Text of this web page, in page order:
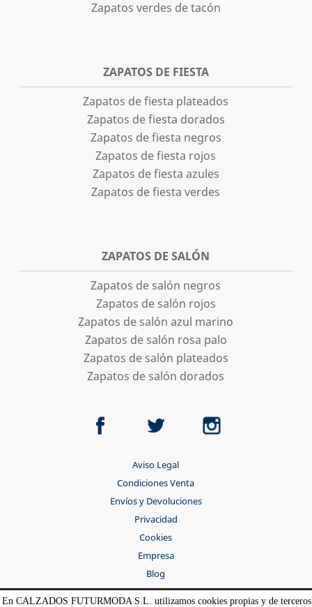
En CALZADOS FUTURMODA S.L. utilizamos cookies propias y de terceros
Zapatos verdes de tacón
ZAPATOS DE FIESTA
Zapatos de fiesta plateados
Zapatos de fiesta dorados
Zapatos de fiesta negros
Zapatos de fiesta rojos
Zapatos de fiesta azules
Zapatos de fiesta verdes
ZAPATOS DE SALÓN
Zapatos de salón negros
Zapatos de salón rojos
Zapatos de salón azul marino
Zapatos de salón rosa palo
Zapatos de salón plateados
Zapatos de salón dorados
Aviso Legal
Condiciones Venta
Envíos y Devoluciones
Privacidad
Cookies
Empresa
Blog
Contacto